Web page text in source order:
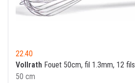
22.40
Vollrath Fouet 50cm, fil 1.3mm, 12 fils
50 cm